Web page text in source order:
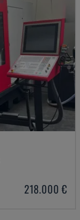
218.000 €